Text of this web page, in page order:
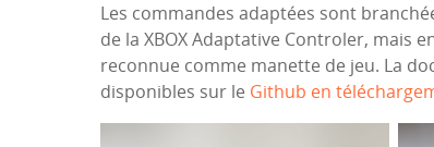
Les commandes adaptées sont
de la XBOX Adaptative Controler, mais
reconnue comme manette de jeu. La
disponibles sur le Github en